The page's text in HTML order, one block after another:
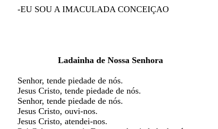
-EU SOU A IMACULADA CONCEIÇAO
Ladainha de Nossa Senhora
Senhor, tende piedade de nós.
Jesus Cristo, tende piedade de nós.
Senhor, tende piedade de nós.
Jesus Cristo, ouvi-nos.
Jesus Cristo, atendei-nos.